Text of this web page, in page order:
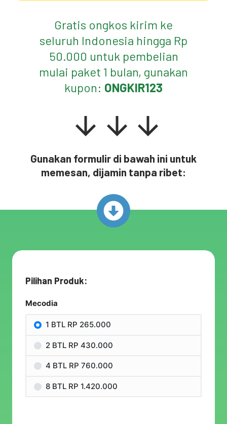
Gratis ongkos kirim ke
seluruh Indonesia hingga Rp
50.000 untuk pembelian
mulai paket 1 bulan, gunakan
kupon: ONGKIR123
Gunakan formulir di bawah ini untuk
memesan, dijamin tanpa ribet:
Pilihan Produk:
Mecodia
1 BTL RP 265.000
2 BTL RP 430.000
4 BTL RP 760.000
8 BTL RP 1.420.000